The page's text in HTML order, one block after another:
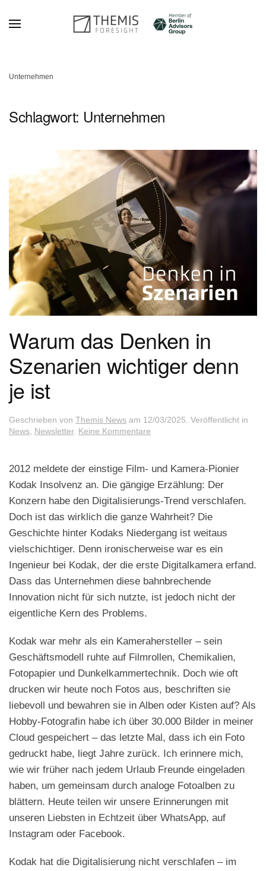
Zum Hauptinhalt springen
Unternehmen
Schlagwort: Unternehmen
Warum das Denken in
Szenarien wichtiger denn
je ist
Geschrieben von Themis News am 12/03/2025 . Veröffentlicht in
News Newsletter. Keine Kommentare
Denken
Szenarien
wichtiger
denn
je
ist
2012 meldete der einstige Film- und Kamera-Pionier
Kodak Insolvenz an. Die gängige Erzählung: Der
Konzern habe den Digitalisierungs-Trend verschlafen.
Doch ist das wirklich die ganze Wahrheit? Die
Geschichte hinter Kodaks Niedergang ist weitaus
vielschichtiger. Denn ironischerweise war es ein
Ingenieur bei Kodak, der die erste Digitalkamera erfand.
Dass das Unternehmen diese bahnbrechende
Innovation nicht für sich nutzte, ist jedoch nicht der
eigentliche Kern des Problems.
Kodak war mehr als ein Kamerahersteller – sein
Geschäftsmodell ruhte auf Filmrollen, Chemikalien,
Fotopapier und Dunkelkammertechnik. Doch wie oft
drucken wir heute noch Fotos aus, beschriften sie
liebevoll und bewahren sie in Alben oder Kisten auf? Als
Hobby-Fotografin habe ich über 30.000 Bilder in meiner
Cloud gespeichert – das letzte Mal, dass ich ein Foto
gedruckt habe, liegt Jahre zurück. Ich erinnere mich,
wie wir früher nach jedem Urlaub Freunde eingeladen
haben, um gemeinsam durch analoge Fotoalben zu
blättern. Heute teilen wir unsere Erinnerungen mit
unseren Liebsten in Echtzeit über WhatsApp, auf
Instagram oder Facebook.
Kodak hat die Digitalisierung nicht verschlafen – im